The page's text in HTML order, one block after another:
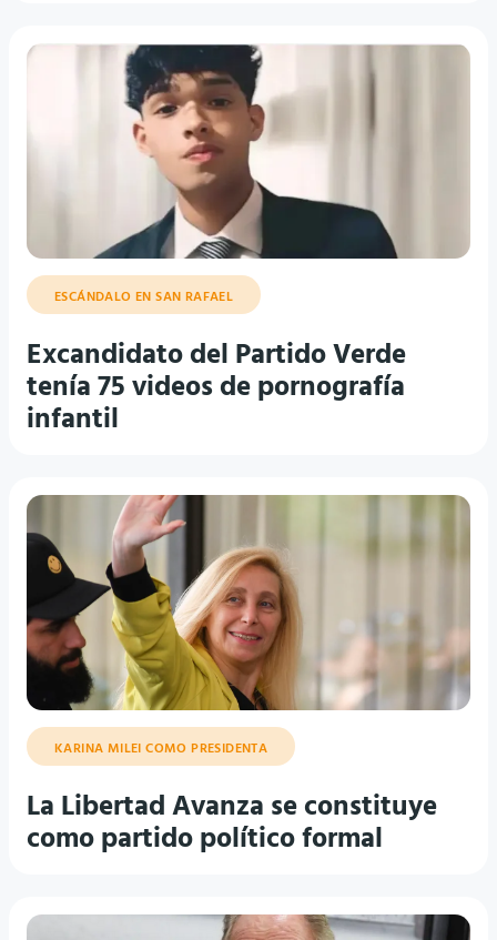
ESCÁNDALO EN SAN RAFAEL
Excandidato del Partido Verde
tenía 75 videos de pornografía
infantil
KARINA MILEI COMO PRESIDENTA
La Libertad Avanza se constituye
como partido político formal